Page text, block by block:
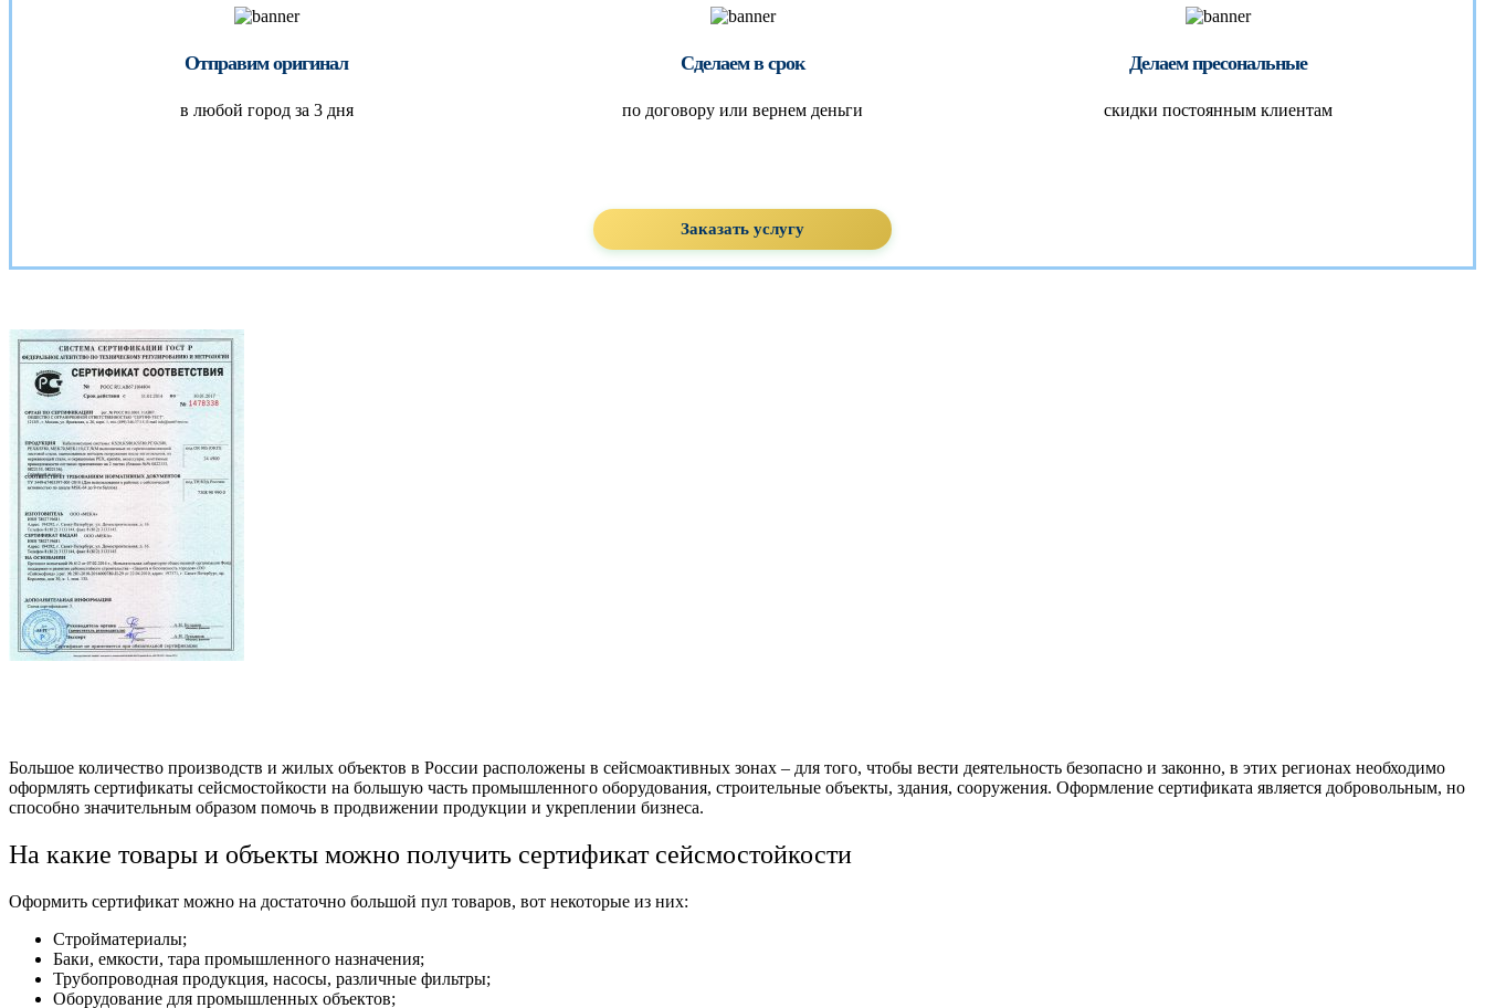
Отправим оригинал
в любой город за 3 дня
Сделаем в срок
по договору или вернем деньги
Делаем пресональные
скидки постоянным клиентам
Заказать услугу
Большое количество производств и жилых объектов в России расположены в сейсмоактивных зонах – для того, чтобы вести деятельность безопасно и законно, в этих регионах необходимо
оформлять сертификаты сейсмостойкости на большую часть промышленного оборудования, строительные объекты, здания, сооружения. Оформление сертификата является добровольным, но
способно значительным образом помочь в продвижении продукции и укреплении бизнеса.
На какие товары и объекты можно получить сертификат сейсмостойкости
Оформить сертификат можно на достаточно большой пул товаров, вот некоторые из них:
Стройматериалы;
Баки, емкости, тара промышленного назначения;
Трубопроводная продукция, насосы, различные фильтры;
Оборудование для промышленных объектов;